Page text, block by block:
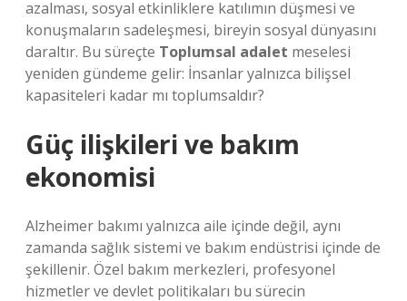
azalması, sosyal etkinliklere katılımın düşmesi ve
konuşmaların sadeleşmesi, bireyin sosyal dünyasını
daraltır. Bu süreçte Toplumsal adalet meselesi
yeniden gündeme gelir: İnsanlar yalnızca bilişsel
kapasiteleri kadar mı toplumsaldır?
Güç ilişkileri ve bakım
ekonomisi
Alzheimer bakımı yalnızca aile içinde değil, aynı
zamanda sağlık sistemi ve bakım endüstrisi içinde de
şekillenir. Özel bakım merkezleri, profesyonel
hizmetler ve devlet politikaları bu sürecin